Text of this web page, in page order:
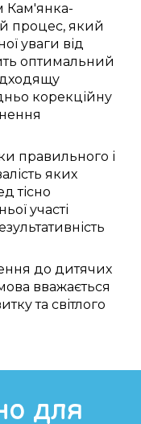
Кам'янка-
процес, який
уваги від
оптимальний
корекційну
правильного і
яких
тісно
участі
до дитячих
вважається
та світлого
для